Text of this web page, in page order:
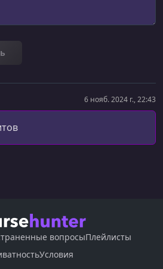
6 нояб. 2024 г., 22:43
вопросыПлейлисты
Условия